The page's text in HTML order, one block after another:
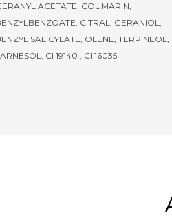
ACETATE, COUMARIN,
CITRAL, GERANIOL,
SALICYLATE, OLENE, TERPINEOL,
CI 19140 , CI 16035.